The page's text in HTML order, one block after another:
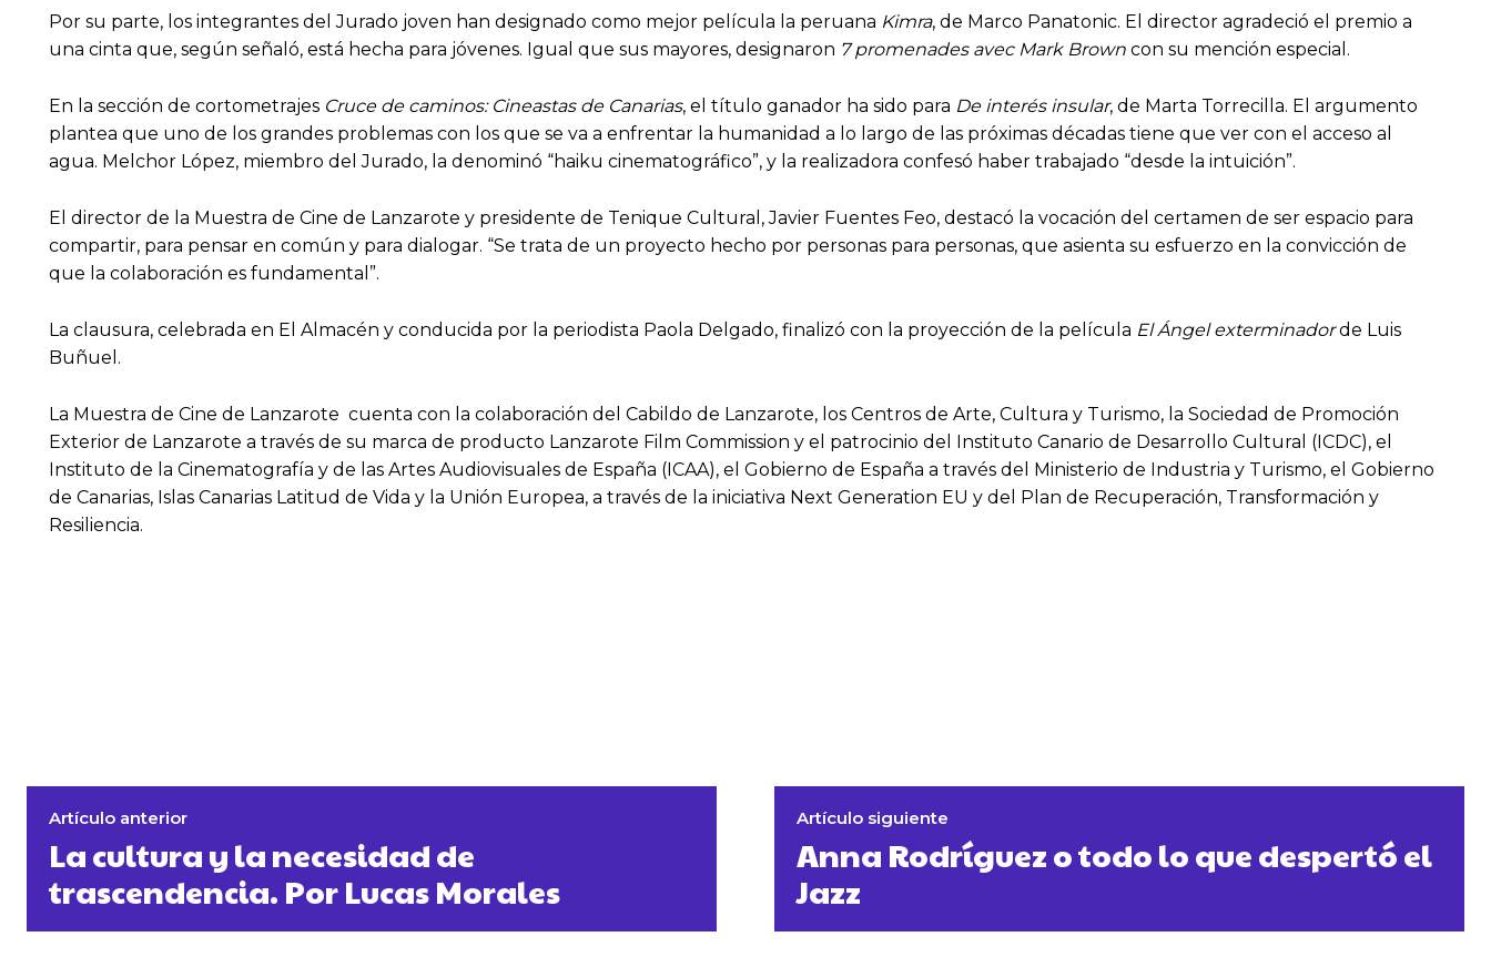
Por su parte, los integrantes del Jurado joven han designado como mejor película la peruana Kimra, de Marco Panatonic. El director agradeció el premio a
una cinta que, según señaló, está hecha para jóvenes. Igual que sus mayores, designaron 7 promenades avec Mark Brown con su mención especial.
En la sección de cortometrajes Cruce de caminos: Cineastas de Canarias, el título ganador ha sido para De interés insular, de Marta Torrecilla. El argumento
plantea que uno de los grandes problemas con los que se va a enfrentar la humanidad a lo largo de las próximas décadas tiene que ver con el acceso al
agua. Melchor López, miembro del Jurado, la denominó “haiku cinematográfico”, y la realizadora confesó haber trabajado “desde la intuición”.
El director de la Muestra de Cine de Lanzarote y presidente de Tenique Cultural, Javier Fuentes Feo, destacó la vocación del certamen de ser espacio para
compartir, para pensar en común y para dialogar. “Se trata de un proyecto hecho por personas para personas, que asienta su esfuerzo en la convicción de
que la colaboración es fundamental”.
La clausura, celebrada en El Almacén y conducida por la periodista Paola Delgado, finalizó con la proyección de la película El Ángel exterminadorde Luis
Buñuel.
La Muestra de Cine de Lanzarote cuenta con la colaboración del Cabildo de Lanzarote, los Centros de Arte, Cultura y Turismo, la Sociedad de Promoción
Exterior de Lanzarote a través de su marca de producto Lanzarote Film Commission y el patrocinio del Instituto Canario de Desarrollo Cultural (ICDC), el
Instituto de la Cinematografía y de las Artes Audiovisuales de España (ICAA), el Gobierno de España a través del Ministerio de Industria y Turismo, el Gobierno
de Canarias, Islas Canarias Latitud de Vida y la Unión Europea, a través de la iniciativa Next Generation EU y del Plan de Recuperación, Transformación y
Resiliencia.
Artículo anterior
La cultura y la necesidad de
trascendencia. Por Lucas Morales
Artículo siguiente
Anna Rodríguez o todo lo que despertó el
Jazz